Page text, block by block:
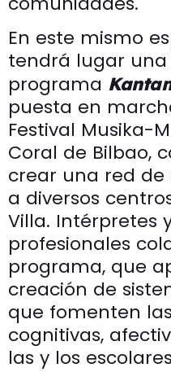
En este mismo
tendrá lugar
programa
puesta en
Festival Musika-
Coral de Bilbao,
crear una red de
a diversos
Villa. Intérpretes
profesionales
programa, que
creación de
que fomenten
cognitivas,
las y los